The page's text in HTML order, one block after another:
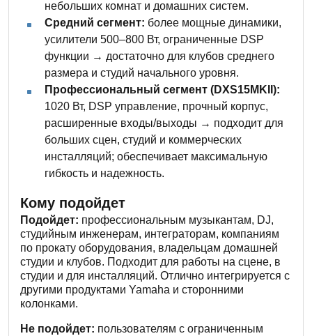
небольших комнат и домашних систем.
Средний сегмент: более мощные динамики,
усилители 500–800 Вт, ограниченные DSP
функции → достаточно для клубов среднего
размера и студий начального уровня.
Профессиональный сегмент (DXS15MKII):
1020 Вт, DSP управление, прочный корпус,
расширенные входы/выходы → подходит для
больших сцен, студий и коммерческих
инсталляций; обеспечивает максимальную
гибкость и надежность.
Кому подойдет
Подойдет: профессиональным музыкантам, DJ,
студийным инженерам, интеграторам, компаниям
по прокату оборудования, владельцам домашней
студии и клубов. Подходит для работы на сцене, в
студии и для инсталляций. Отлично интегрируется с
другими продуктами Yamaha и сторонними
колонками.
Не подойдет: пользователям с ограниченным